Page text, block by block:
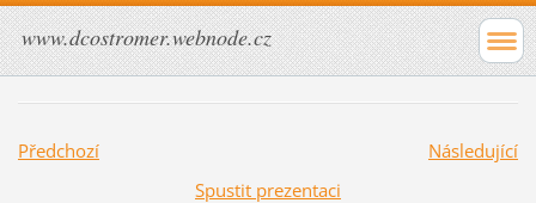
www.dcostromer.webnode.cz
Předchozí
Následující
Spustit prezentaci